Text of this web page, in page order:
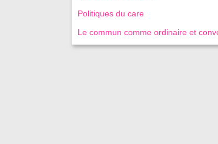
Politiques du care
Le commun comme ordinaire et